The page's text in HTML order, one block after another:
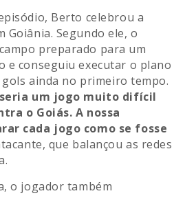
Berto celebrou a
Goiânia. Segundo ele, o
preparado para um
e conseguiu executar o plano
ainda no primeiro tempo.
um jogo muito difícil
o Goiás. A nossa
cada jogo como se fosse
que balançou as redes
o jogador também